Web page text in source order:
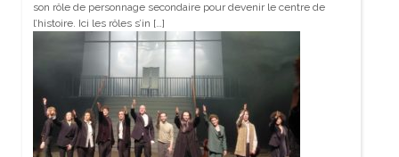
son rôle de personnage secondaire pour devenir le centre de
l’histoire. Ici les rôles s’in […]